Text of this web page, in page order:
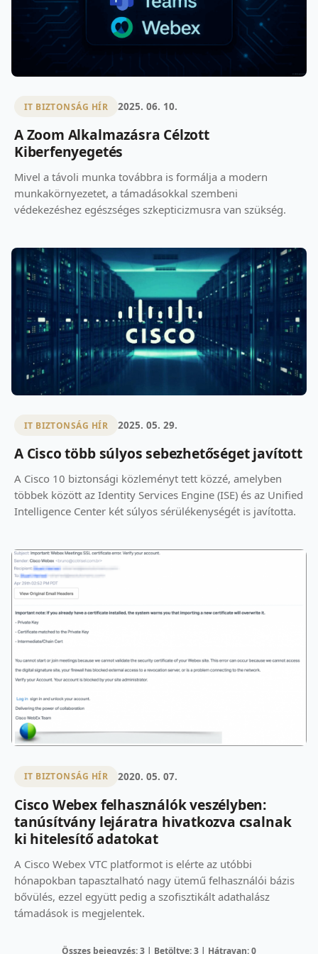
IT BIZTONSÁG HÍR 2025. 06. 10.
A Zoom Alkalmazásra Célzott
Kiberfenyegetés
Mivel a távoli munka továbbra is formálja a modern
munkakörnyezetet, a támadásokkal szembeni
védekezéshez egészséges szkepticizmusra van szükség.
IT BIZTONSÁG HÍR 2025. 05. 29.
A Cisco több súlyos sebezhetőséget javított
A Cisco 10 biztonsági közleményt tett közzé, amelyben
többek között az Identity Services Engine (ISE) és az Unified
Intelligence Center két súlyos sérülékenységét is javította.
IT BIZTONSÁG HÍR 2020. 05. 07.
Cisco Webex felhasználók veszélyben:
tanúsítvány lejáratra hivatkozva csalnak
ki hitelesítő adatokat
A Cisco Webex VTC platformot is elérte az utóbbi
hónapokban tapasztalható nagy ütemű felhasználói bázis
bővülés, ezzel együtt pedig a szofisztikált adathalász
támadások is megjelentek.
Összes bejegyzés: 3 | Betöltve: 3 | Hátravan: 0